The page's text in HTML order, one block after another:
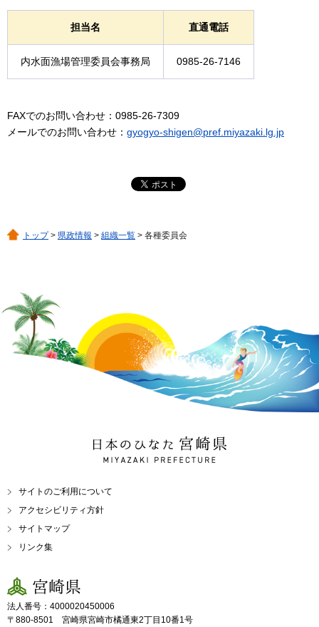
担当名 直通電話
内水面漁場管理委員会事務局 0985-26-7146
FAXでのお問い合わせ：0985-26-7309
メールでのお問い合わせ： gyogyo-shigen@pref.miyazaki.lg.jp
トップ> 県政情報 > 組織一覧 > 各種委員会
日本のひなた 宮崎県
MIYAZAKI PREFECTURE
サイトのご利用について
アクセシビリティ方針
サイトマップ
リンク集
宮崎県
法人番号：4000020450006
〒880-8501 宮崎県宮崎市橘通東2丁目10番1号